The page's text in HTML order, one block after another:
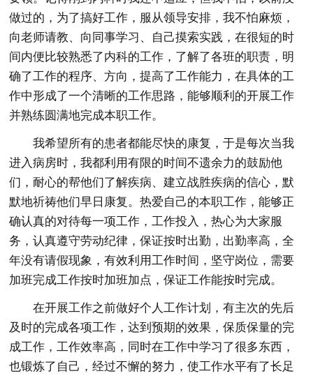
做过的，为了搞好工作，服从领导安排，我不怕麻烦，
向老师请教、向同事学习、自己摸索实践，在很短的时
间内便比较熟悉了内科的工作，了解了各班的职责，明
确了工作的程序、方向，提高了工作能力，在具体的工
作中形成了一个清晰的工作思路，能够顺利的开展工作
并熟练圆满地完成本职工作。
我希望所有的患者都能尽快的康复，于是每次当我
进入病房时，我都利用有限的时间不遗余力的鼓励他
们，耐心的帮他们了解疾病、建立战胜疾病的信心，默
默地祈祷他们早日康复。热爱自己的本职工作，能够正
确认真的对待每一项工作，工作投入，热心为大家服
务，认真遵守劳动纪律，保证按时出勤，出勤率高，全
年没有请假现象，有效利用工作时间，坚守岗位，需要
加班完成工作按时加班加点，保证工作能按时完成。
在开展工作之前做好个人工作计划，有主次的先后
及时的完成各项工作，达到预期的效果，保质保量的完
成工作，工作效率高，同时在工作中学习了很多东西，
也锻炼了自己，经过不懈的努力，使工作水平有了长足